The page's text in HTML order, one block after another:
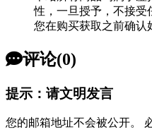
性，一旦授予，不接受
您在购买获取之前确认
评论(0)
提示：请文明发言
您的邮箱地址不会被公开。